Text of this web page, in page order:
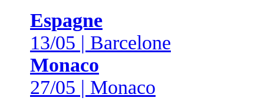
Espagne
13/05 | Barcelone
Monaco
27/05 | Monaco